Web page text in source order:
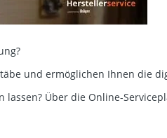
und ermöglichen Ihnen die
Über die Online-